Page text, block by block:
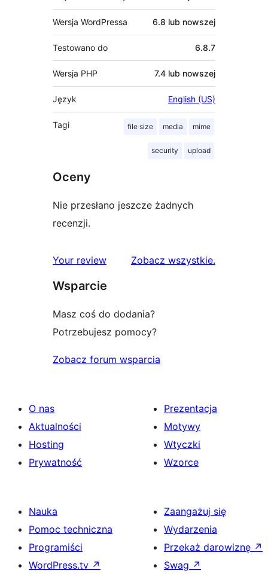
Wersja WordPressa 6.8 lub nowszej
Testowano do 6.8.7
Wersja PHP 7.4 lub nowszej
Język English (US)
Tagi file size media mime
security upload
Oceny
Nie przesłano jeszcze żadnych
recenzji.
Your review Zobacz wszystkierecenzje
.
Wsparcie
Masz coś do dodania?
Potrzebujesz pomocy?
Zobacz forum wsparcia
O nas
Aktualności
Hosting
Prywatność
Prezentacja
Motywy
Wtyczki
Wzorce
Nauka
Pomoc techniczna
Programiści
WordPress.tv ↗
Zaangażuj się
Wydarzenia
Przekaż darowiznę ↗
Swag ↗